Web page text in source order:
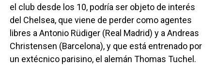
el club desde los 10, podría ser objeto de interés
del Chelsea, que viene de perder como agentes
libres a Antonio Rüdiger (Real Madrid) y a Andreas
Christensen (Barcelona), y que está entrenado por
un extécnico parisino, el alemán Thomas Tuchel.